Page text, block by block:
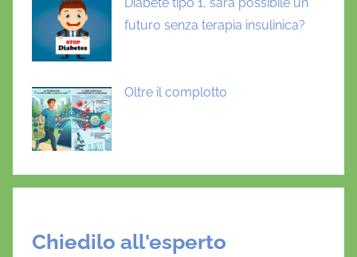
futuro senza terapia insulinica?
Oltre il complotto
Chiedilo all'esperto